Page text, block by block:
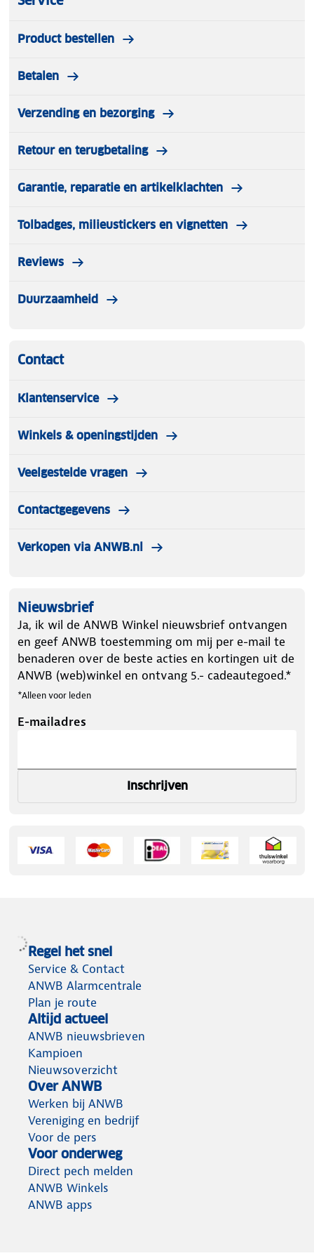
Product bestellen
Betalen
Verzending en bezorging
Retour en terugbetaling
Garantie, reparatie en artikelklachten
Tolbadges, milieustickers en vignetten
Reviews
Duurzaamheid
Contact
Klantenservice
Winkels & openingstijden
Veelgestelde vragen
Contactgegevens
Verkopen via ANWB.nl
Nieuwsbrief
Ja, ik wil de ANWB Winkel nieuwsbrief ontvangen
en geef ANWB toestemming om mij per e-mail te
benaderen over de beste acties en kortingen uit de
ANWB (web)winkel en ontvang 5.- cadeautegoed.*
*Alleen voor leden
E-mailadres
Inschrijven
Regel het snel
Service & Contact
ANWB Alarmcentrale
Plan je route
Altijd actueel
ANWB nieuwsbrieven
Kampioen
Nieuwsoverzicht
Over ANWB
Werken bij ANWB
Vereniging en bedrijf
Voor de pers
Voor onderweg
Direct pech melden
ANWB Winkels
ANWB apps